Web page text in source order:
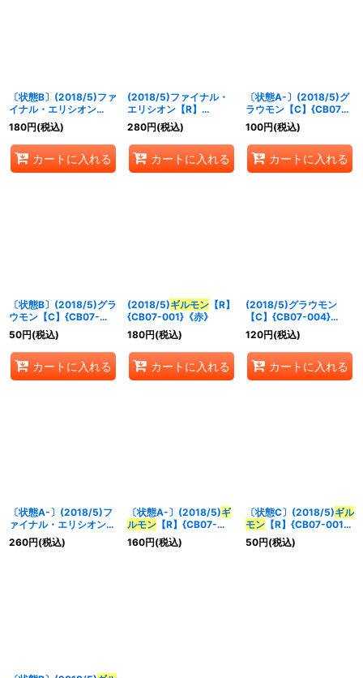
絞り込む
〔状態B〕(2018/5)ファ
イナル・エリシオン
【R】{CB07-058}
《赤》
180円(税込)
カートに入れる
(2018/5)ファイナル・
エリシオン【R】
{CB07-058}《赤》
280円(税込)
カートに入れる
〔状態A-〕(2018/5)グ
ラウモン【C】{CB07-
004}《赤》
100円(税込)
カートに入れる
〔状態B〕(2018/5)グラ
ウモン【C】{CB07-
004}《赤》
50円(税込)
カートに入れる
(2018/5)ギルモン【R】
{CB07-001}《赤》
180円(税込)
カートに入れる
(2018/5)グラウモン
【C】{CB07-004}
《赤》
120円(税込)
カートに入れる
〔状態A-〕(2018/5)フ
ァイナル・エリシオン
【R】{CB07-058}
《赤》
260円(税込)
〔状態A-〕(2018/5)ギ
ルモン【R】{CB07-
001}《赤》
160円(税込)
〔状態C〕(2018/5)ギル
モン【R】{CB07-001}
《赤》
50円(税込)